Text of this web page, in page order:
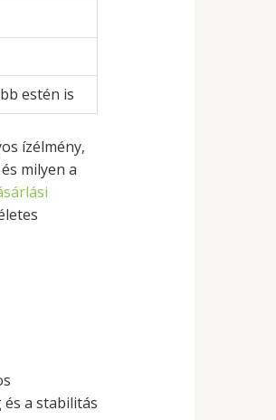
estén is
ízélmény,
milyen a
a stabilitás